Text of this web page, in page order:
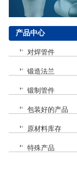
产品中心
对焊管件
锻造法兰
锻制管件
包装好的产品
原材料库存
特殊产品